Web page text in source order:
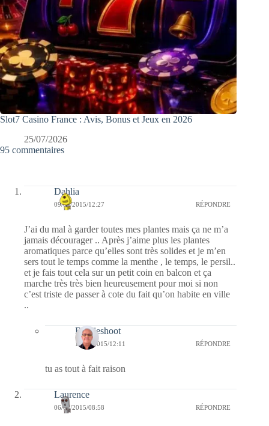
Slot7 Casino France : Avis, Bonus et Jeux en 2026
25/07/2026
95 commentaires
Dahlia
09/04/2015/12:27 RÉPONDRE
J’ai du mal à garder toutes mes plantes mais ça ne m’a
jamais décourager .. Après j’aime plus les plantes
aromatiques parce qu’elles sont très solides et je m’en
sers tout le temps comme la menthe , le temps, le persil..
et je fais tout cela sur un petit coin en balcon et ça
marche très très bien heureusement pour moi si non
c’est triste de passer à cote du fait qu’on habite en ville
..
Bernieshoot
14/04/2015/12:11 RÉPONDRE
tu as tout à fait raison
Laurence
06/04/2015/08:58 RÉPONDRE